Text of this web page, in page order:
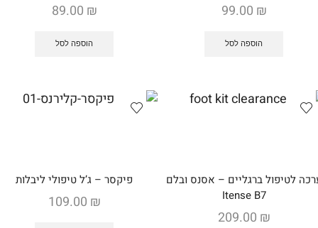
99.00 ₪
הוספה לסל
89.00 ₪
הוספה לסל
לטיפול ברגליים – אסנס ובלם
Itense B7
209.00 ₪
פיקסר – ג’ל טיפולי ליבלות
109.00 ₪